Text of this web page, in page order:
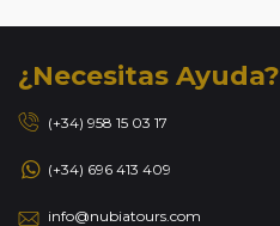
¿Necesitas Ayuda?
(+34) 958 15 03 17
(+34) 696 413 409
info@nubiatours.com